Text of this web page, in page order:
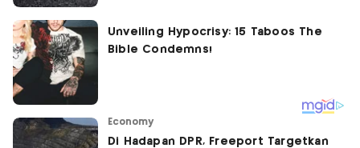
Economy
Di Hadapan DPR, Freeport Targetkan